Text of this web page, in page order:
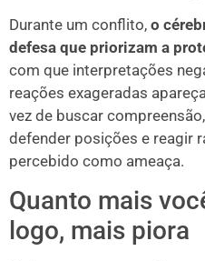
Durante um conflito, o
defesa que priorizam a
com que interpretações
reações exageradas
vez de buscar
defender posições e reagir
percebido como ameaça.
Quanto mais
logo, mais piora